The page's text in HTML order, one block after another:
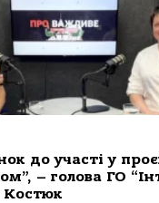
до участі у
– голова ГО
Костюк